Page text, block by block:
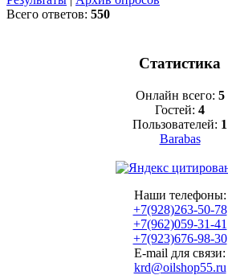
Всего ответов: 550
Статистика
Онлайн всего: 5
Гостей: 4
Пользователей: 1
Barabas
Наши телефоны:
+7(928)263-50-78
+7(962)059-31-41
+7(923)676-98-30
E-mail для связи:
krd@oilshop55.ru